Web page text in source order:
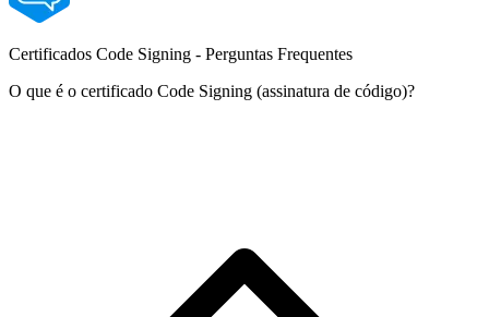
Certificados Code Signing - Perguntas Frequentes
O que é o certificado Code Signing (assinatura de código)?